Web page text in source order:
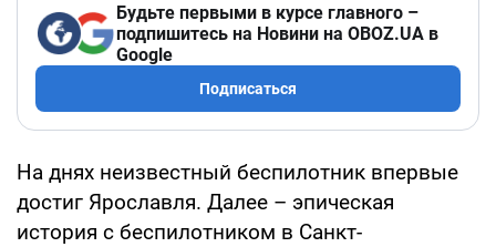
Будьте первыми в курсе главного –
подпишитесь на Новини на OBOZ.UA в
Google
Подписаться
На днях неизвестный беспилотник впервые
достиг Ярославля. Далее – эпическая
история с беспилотником в Санкт-